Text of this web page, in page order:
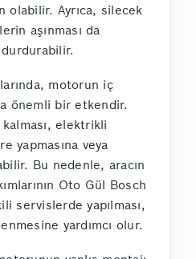
olabilir. Ayrıca, silecek
aşınması da
durdurabilir.
motorun iç
önemli bir etkendir.
elektrikli
yapmasına veya
Bu nedenle, aracın
Oto Gül Bosch
servislerde yapılması,
yardımcı olur.